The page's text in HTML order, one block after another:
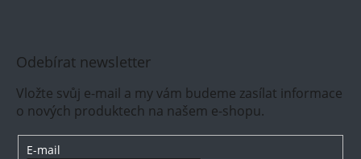
Odebírat newsletter
Vložte svůj e-mail a my vám budeme zasílat informace
o nových produktech na našem e-shopu.
E-mail